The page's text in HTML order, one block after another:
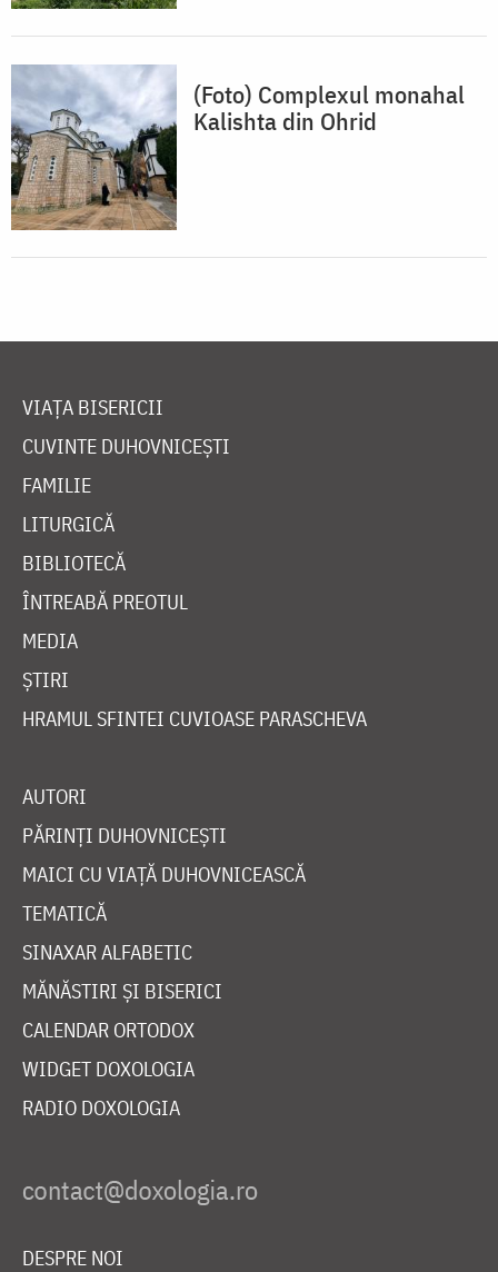
(Foto) Complexul monahal
Kalishta din Ohrid
VIAȚA BISERICII
CUVINTE DUHOVNICEȘTI
FAMILIE
LITURGICĂ
BIBLIOTECĂ
ÎNTREABĂ PREOTUL
MEDIA
ȘTIRI
HRAMUL SFINTEI CUVIOASE PARASCHEVA
AUTORI
PĂRINȚI DUHOVNICEȘTI
MAICI CU VIAȚĂ DUHOVNICEASCĂ
TEMATICĂ
SINAXAR ALFABETIC
MĂNĂSTIRI ȘI BISERICI
CALENDAR ORTODOX
WIDGET DOXOLOGIA
RADIO DOXOLOGIA
DESPRE NOI